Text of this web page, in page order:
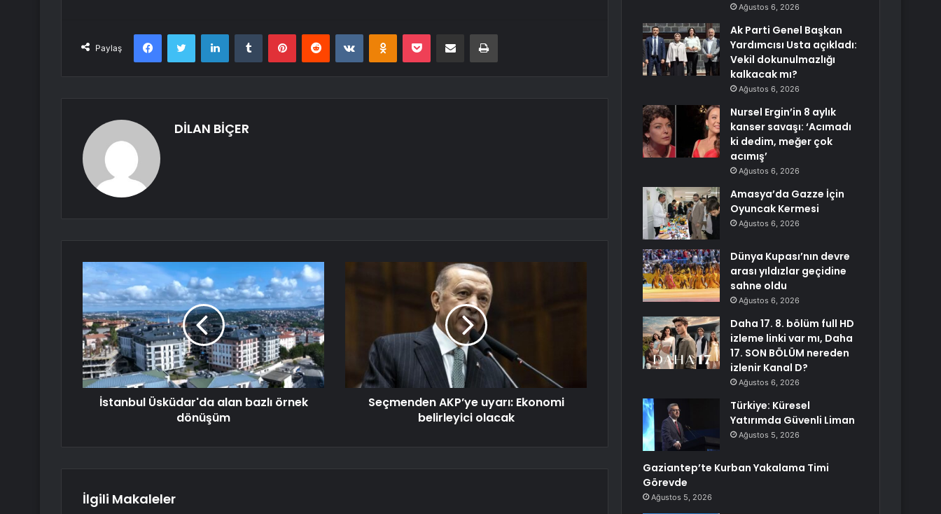
Paylaş
FacebookTwitter LinkedInTumblr PinterestReddit VKontakteOdnoklassniki
Pocket E-Posta ile paylaş Yazdır
DİLAN BİÇER
İstanbul Üsküdar'da alan bazlı örnek
dönüşüm
Seçmenden AKP’ye uyarı: Ekonomi
belirleyici olacak
İlgili Makaleler
Ağustos 6, 2026
Ak Parti Genel Başkan
Yardımcısı Usta açıkladı:
Vekil dokunulmazlığı
kalkacak mı?
Ağustos 6, 2026
Nursel Ergin’in 8 aylık
kanser savaşı: ‘Acımadı
ki dedim, meğer çok
acımış’
Ağustos 6, 2026
Amasya’da Gazze İçin
Oyuncak Kermesi
Ağustos 6, 2026
Dünya Kupası’nın devre
arası yıldızlar geçidine
sahne oldu
Ağustos 6, 2026
Daha 17. 8. bölüm full HD
izleme linki var mı, Daha
17. SON BÖLÜM nereden
izlenir Kanal D?
Ağustos 6, 2026
Türkiye: Küresel
Yatırımda Güvenli Liman
Ağustos 5, 2026
Gaziantep’te Kurban Yakalama Timi
Görevde
Ağustos 5, 2026